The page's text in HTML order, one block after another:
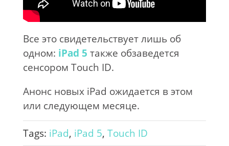
Все это свидетельствует лишь об
одном: iPad 5 также обзаведется
сенсором Touch ID.
Анонс новых iPad ожидается в этом
или следующем месяце.
Tags: iPad, iPad 5, Touch ID